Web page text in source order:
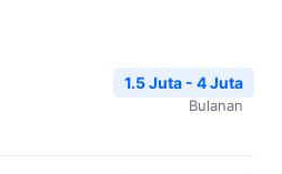
1.5 Juta - 4 Juta
Bulanan